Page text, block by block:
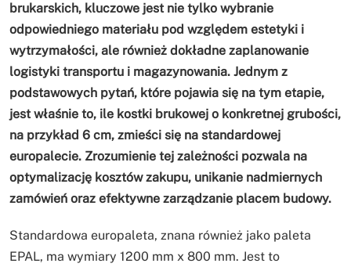
brukarskich, kluczowe jest nie tylko wybranie
odpowiedniego materiału pod względem estetyki i
wytrzymałości, ale również dokładne zaplanowanie
logistyki transportu i magazynowania. Jednym z
podstawowych pytań, które pojawia się na tym etapie,
jest właśnie to, ile kostki brukowej o konkretnej grubości,
na przykład 6 cm, zmieści się na standardowej
europalecie. Zrozumienie tej zależności pozwala na
optymalizację kosztów zakupu, unikanie nadmiernych
zamówień oraz efektywne zarządzanie placem budowy.
Standardowa europaleta, znana również jako paleta
EPAL, ma wymiary 1200 mm x 800 mm. Jest to